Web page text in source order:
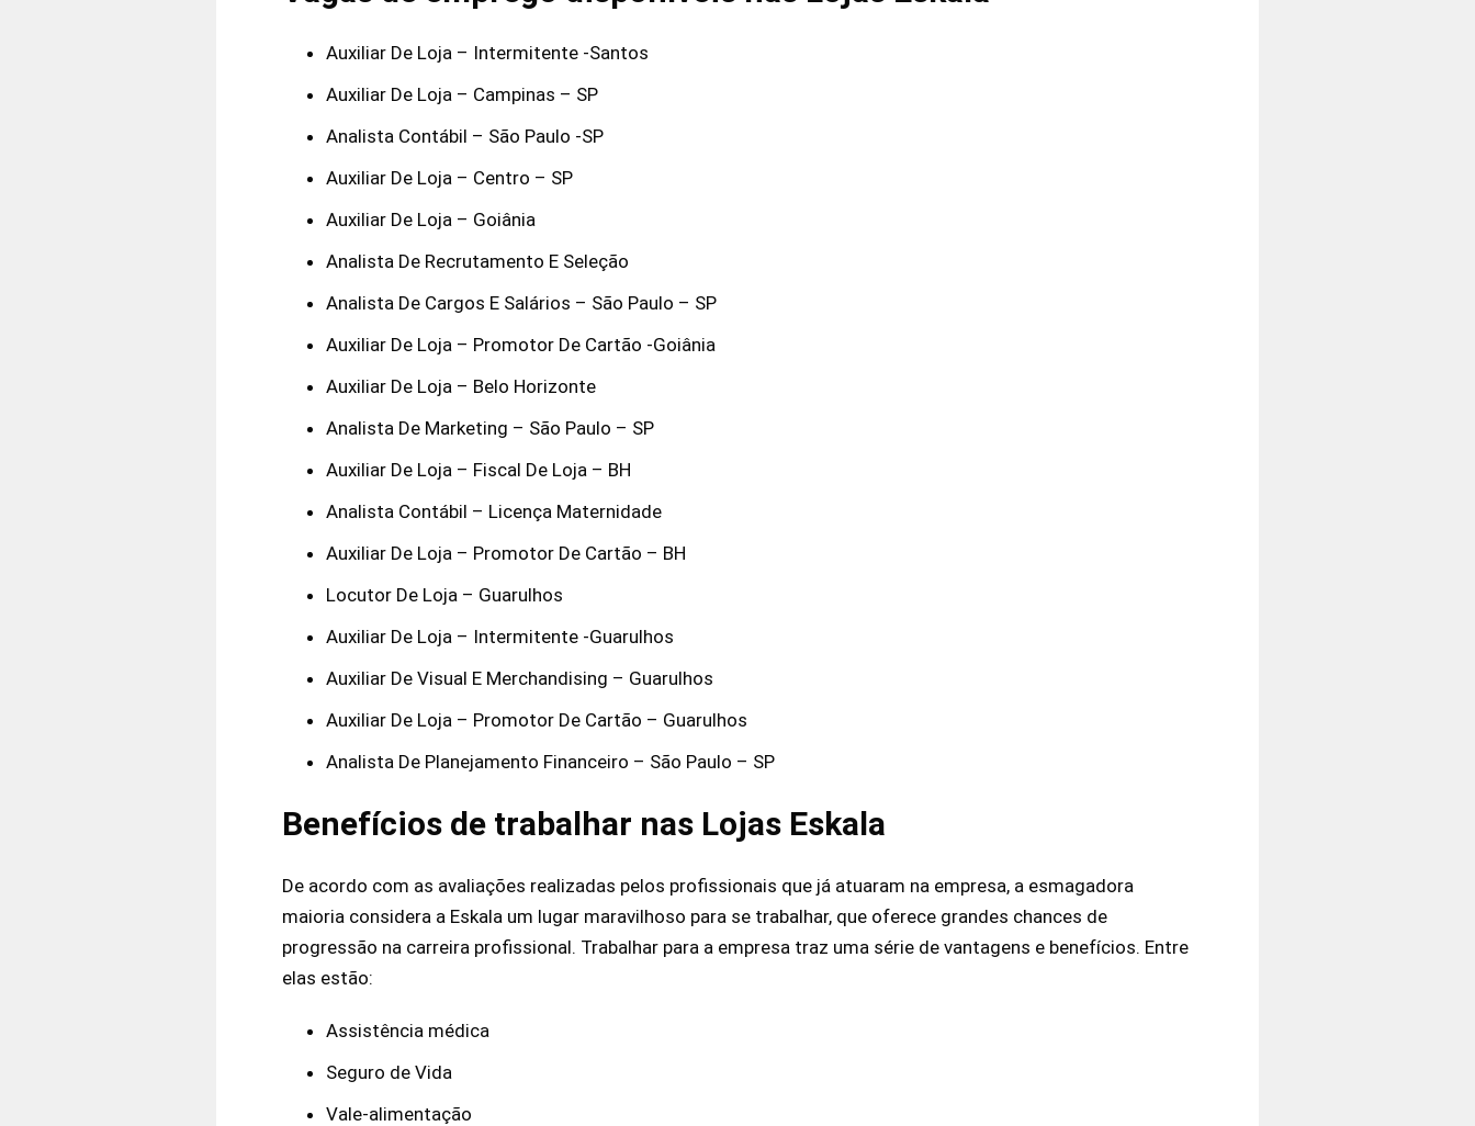
Auxiliar De Loja – Intermitente -Santos
Auxiliar De Loja – Campinas – SP
Analista Contábil – São Paulo -SP
Auxiliar De Loja – Centro – SP
Auxiliar De Loja – Goiânia
Analista De Recrutamento E Seleção
Analista De Cargos E Salários – São Paulo – SP
Auxiliar De Loja – Promotor De Cartão -Goiânia
Auxiliar De Loja – Belo Horizonte
Analista De Marketing – São Paulo – SP
Auxiliar De Loja – Fiscal De Loja – BH
Analista Contábil – Licença Maternidade
Auxiliar De Loja – Promotor De Cartão – BH
Locutor De Loja – Guarulhos
Auxiliar De Loja – Intermitente -Guarulhos
Auxiliar De Visual E Merchandising – Guarulhos
Auxiliar De Loja – Promotor De Cartão – Guarulhos
Analista De Planejamento Financeiro – São Paulo – SP
Benefícios de trabalhar nas Lojas Eskala
De acordo com as avaliações realizadas pelos profissionais que já atuaram na empresa, a esmagadora
maioria considera a Eskala um lugar maravilhoso para se trabalhar, que oferece grandes chances de
progressão na carreira profissional. Trabalhar para a empresa traz uma série de vantagens e benefícios. Entre
elas estão:
Assistência médica
Seguro de Vida
Vale-alimentação